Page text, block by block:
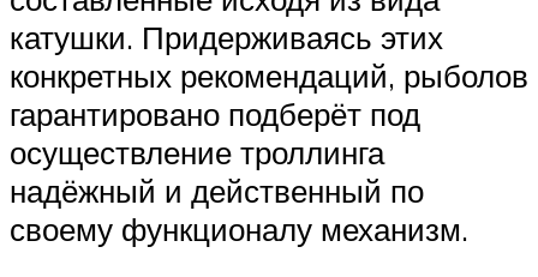
катушки. Придерживаясь этих
конкретных рекомендаций, рыболов
гарантировано подберёт под
осуществление троллинга
надёжный и действенный по
своему функционалу механизм.